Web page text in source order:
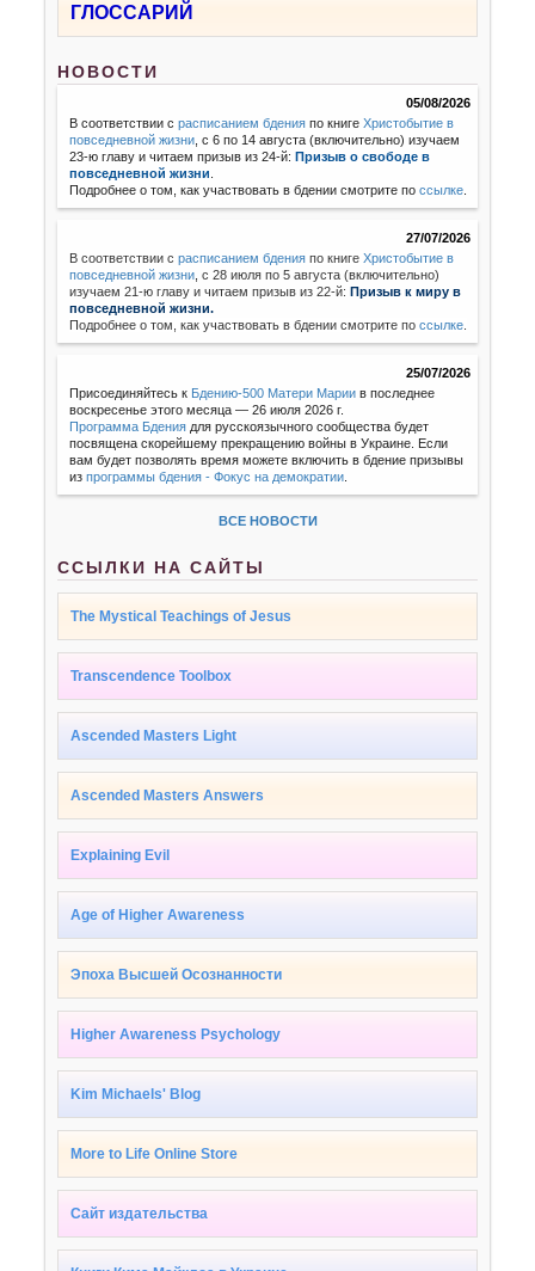
ГЛОССАРИЙ
НОВОСТИ
05/08/2026
В соответствии срасписанием бдения по книгеХристобытие в
повседневной жизни , с 6 по 14 августа (включительно) изучаем
23-ю главу и читаем призыв из 24-й:Призыв о свободе в
повседневной жизни
Подробнее о том, как участвовать в бдении смотрите поссылке
27/07/2026
В соответствии с расписанием бдения по книгеХристобытие в
повседневной жизни с 28 июля по 5 августа (включительно)
изучаем 21-ю главу и читаем призыв из 22-й:Призыв к миру в
повседневной жизни.
Подробнее о том, как участвовать в бдении смотрите поссылке
25/07/2026
Присоединяйтесь к Бдению-500 Матери Марии в последнее
воскресенье этого месяца — 26 июля 2026 г.
Программа Бдения для русскоязычного сообщества будет
посвящена скорейшему прекращению войны в Украине. Если
вам будет позволять время можете включить в бдение призывы
изпрограммы бдения - Фокус на демократии
ВСЕ НОВОСТИ
ССЫЛКИ НА САЙТЫ
The Mystical Teachings of Jesus
Transcendence Toolbox
Ascended Masters Light
Ascended Masters Answers
Explaining Evil
Age of Higher Awareness
Эпоха Высшей Осознанности
Higher Awareness Psychology
Kim Michaels' Blog
More to Life Online Store
Сайт издательства